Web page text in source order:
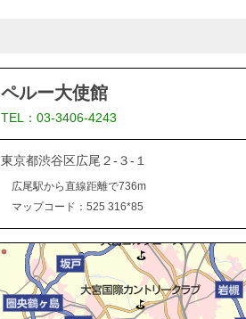
ペルー大使館
TEL：03-3406-4243
東京都渋谷区広尾２-３-１
広尾駅から直線距離で736m
マップコード：525 316*85